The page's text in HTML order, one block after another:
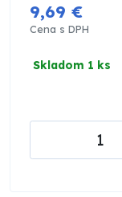
9,69 €
Cena s DPH
Skladom 1 ks